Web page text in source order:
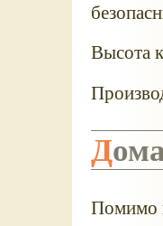
Высота
Помимо